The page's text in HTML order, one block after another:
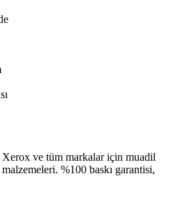
ve tüm markalar için muadil
%100 baskı garantisi,